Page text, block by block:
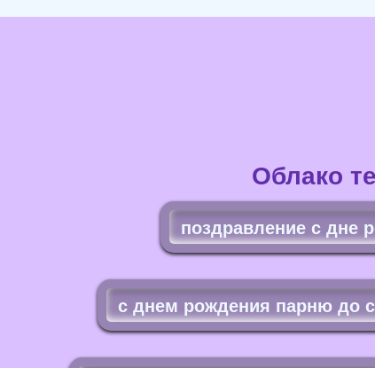
Облако
поздравление с
с днем рождения парню до